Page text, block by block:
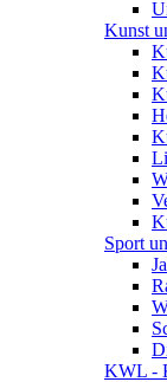
Kunst
Sport
KWL -